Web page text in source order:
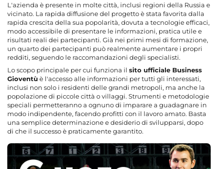
L'azienda è presente in molte città, inclusi regioni della Russia e
vicinato. La rapida diffusione del progetto è stata favorita dalla
rapida crescita della sua popolarità, dovuta a tecnologie efficaci,
modo accessibile di presentare le informazioni, pratica utile e
risultati reali dei partecipanti. Già nei primi mesi di formazione,
un quarto dei partecipanti può realmente aumentare i propri
redditi, seguendo le raccomandazioni degli specialisti.
Lo scopo principale per cui funziona il sito ufficiale Business
Gioventù è l'accesso alle informazioni per tutti gli interessati,
inclusi non solo i residenti delle grandi metropoli, ma anche la
popolazione di piccole città o villaggi. Strumenti e metodologie
speciali permetteranno a ognuno di imparare a guadagnare in
modo indipendente, facendo profitti con il lavoro amato. Basta
una semplice determinazione e desiderio di svilupparsi, dopo
di che il successo è praticamente garantito.